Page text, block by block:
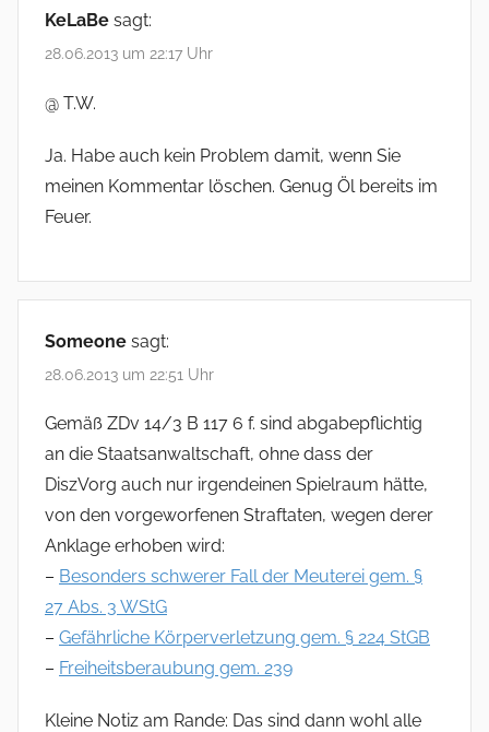
KeLaBe sagt:
28.06.2013 um 22:17 Uhr
@ T.W.
Ja. Habe auch kein Problem damit, wenn Sie
meinen Kommentar löschen. Genug Öl bereits im
Feuer.
Someone sagt:
28.06.2013 um 22:51 Uhr
Gemäß ZDv 14/3 B 117 6 f. sind abgabepflichtig
an die Staatsanwaltschaft, ohne dass der
DiszVorg auch nur irgendeinen Spielraum hätte,
von den vorgeworfenen Straftaten, wegen derer
Anklage erhoben wird:
– Besonders schwerer Fall der Meuterei gem. §
27 Abs. 3 WStG
– Gefährliche Körperverletzung gem. § 224 StGB
– Freiheitsberaubung gem. 239
Kleine Notiz am Rande: Das sind dann wohl alle